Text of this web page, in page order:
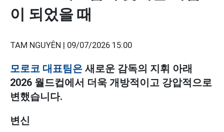
이 되었을 때
TAM NGUYÊN | 09/07/2026 15:00
모로코 대표팀은 새로운 감독의 지휘 아래
2026 월드컵에서 더욱 개방적이고 강압적으로
변했습니다.
변신